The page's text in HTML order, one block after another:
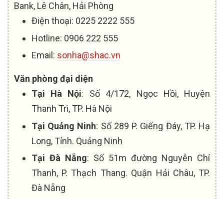
Bank, Lê Chân, Hải Phòng
Điện thoại: 0225 2222 555
Hotline: 0906 222 555
Email: sonha@shac.vn
Văn phòng đại diện
Tại Hà Nội: Số 4/172, Ngọc Hồi, Huyện
Thanh Trì, TP. Hà Nội
Tại Quảng Ninh: Số 289 P. Giếng Đáy, TP. Hạ
Long, Tỉnh. Quảng Ninh
Tại Đà Nẵng: Số 51m đường Nguyễn Chí
Thanh, P. Thạch Thang. Quận Hải Châu, TP.
Đà Nẵng